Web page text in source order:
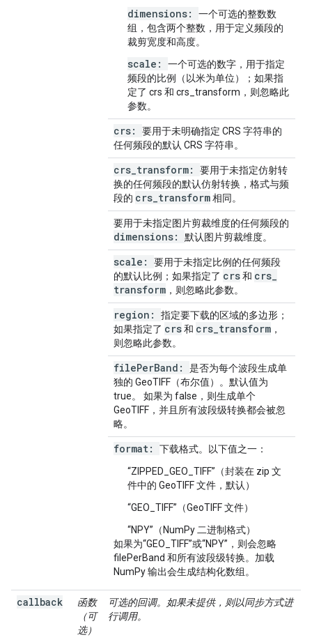
dimensions: 一个可选的整数数
组，包含两个整数，用于定义频段的
裁剪宽度和高度。
scale: 一个可选的数字，用于指定
频段的比例（以米为单位）；如果指
定了 crs 和 crs_transform，则忽略此
参数。
crs: 要用于未明确指定 CRS 字符串的
任何频段的默认 CRS 字符串。
crs transform: 要用于未指定仿射转
换的任何频段的默认仿射转换，格式与频
段的 crs transform相同。
要用于未指定图片剪裁维度的任何频段的
dimensions: 默认图片剪裁维度。
scale: 要用于未指定比例的任何频段
的默认比例；如果指定了 crs和 crs
transform ，则忽略此参数。
region: 指定要下载的区域的多边形；
如果指定了 crs和 crs transform ，
则忽略此参数。
filePerBand: 是否为每个波段生成单
独的 GeoTIFF（布尔值）。默认值为
true。 如果为 false，则生成单个
GeoTIFF，并且所有波段级转换都会被忽
略。
format: 下载格式。以下值之一：
“ZIPPED_GEO_TIFF”（封装在 zip 文
件中的 GeoTIFF 文件，默认）
“GEO_TIFF”（GeoTIFF 文件）
“NPY”（NumPy 二进制格式）
如果为“GEO_TIFF”或“NPY”，则会忽略
filePerBand 和所有波段级转换。加载
NumPy 输出会生成结构化数组。
callback
函数
（可
选）
可选的回调。如果未提供，则以同步方式进
行调用。